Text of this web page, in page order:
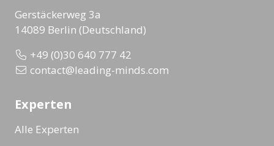
Gerstäckerweg 3a
14089 Berlin (Deutschland)
+49 (0)30 640 777 42
contact@leading-minds.com
Experten
Alle Experten